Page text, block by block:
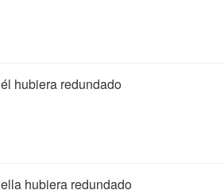
él hubiera redundado
ella hubiera redundado